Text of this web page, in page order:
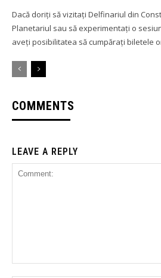
Dacă doriți să vizitați Delfinariul din
Planetariul sau să experimentați o
aveți posibilitatea să cumpărați biletele
COMMENTS
LEAVE A REPLY